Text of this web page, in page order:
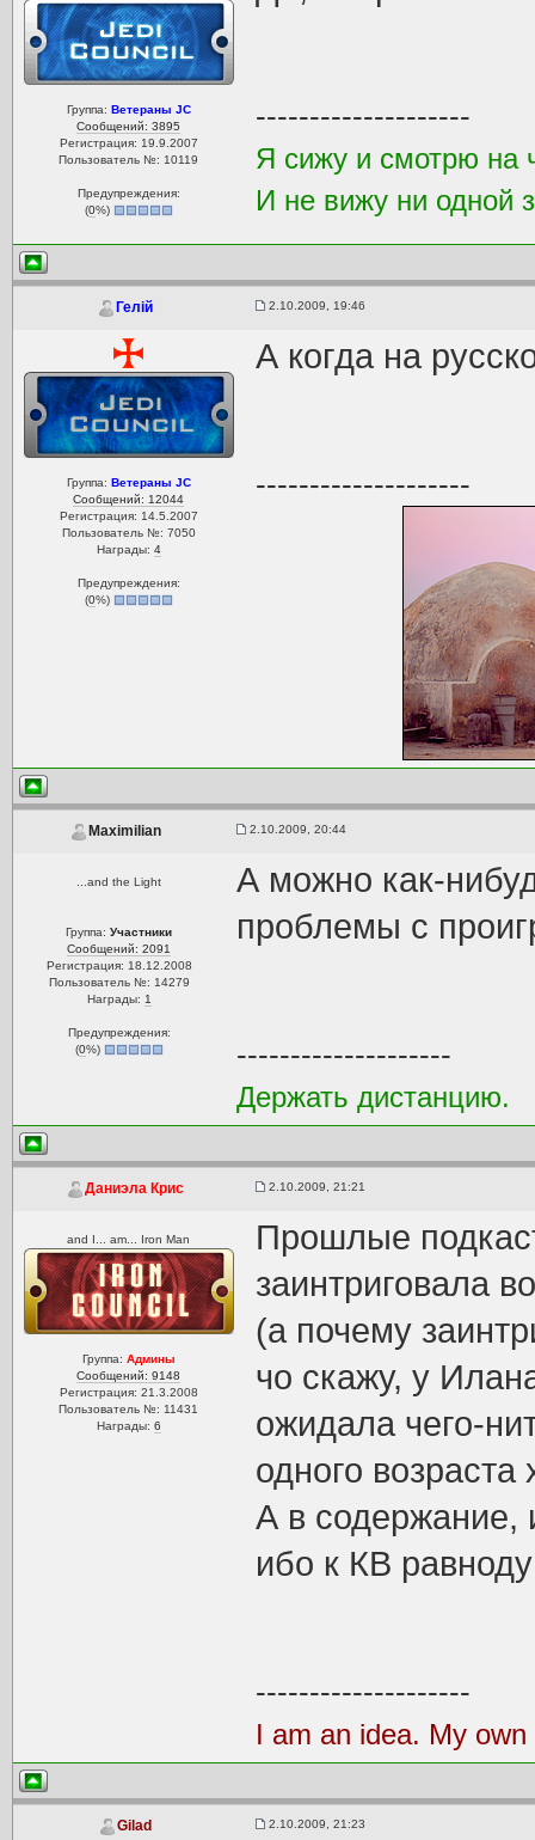
Группа: Ветераны JC
Сообщений: 3895
Регистрация: 19.9.2007
Пользователь №: 10119
Предупреждения:
(0%)
--------------------
Я сижу и смотрю на
И не вижу ни одной
Гелій 2.10.2009, 19:46
Группа: Ветераны JC
Сообщений: 12044
Регистрация: 14.5.2007
Пользователь №: 7050
Награды: 4
Предупреждения:
(0%)
А когда на
--------------------
Maximilian 2.10.2009, 20:44
...and the Light
Группа:Участники
Сообщений: 2091
Регистрация: 18.12.2008
Пользователь №: 14279
Награды: 1
Предупреждения:
(0%)
А можно как-
проблемы с
--------------------
Держать дистанцию.
Даниэла Крис 2.10.2009, 21:21
and I... am... Iron Man
Группа: Админы
Сообщений: 9148
Регистрация: 21.3.2008
Пользователь №: 11431
Награды: 6
Прошлые
заинтриговала
(а почему
чо скажу, у
ожидала чего-
одного возраста
А в содержание,
ибо к КВ
--------------------
I am an idea. My
Gilad 2.10.2009, 21:23